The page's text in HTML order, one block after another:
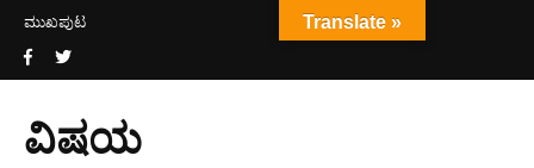
ಮುಖಪುಟ
ವಿಷಯ
Translate »